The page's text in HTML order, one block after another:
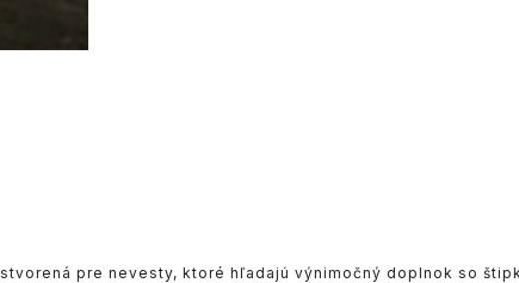
pre nevesty, ktoré hľadajú výnimočný doplnok so